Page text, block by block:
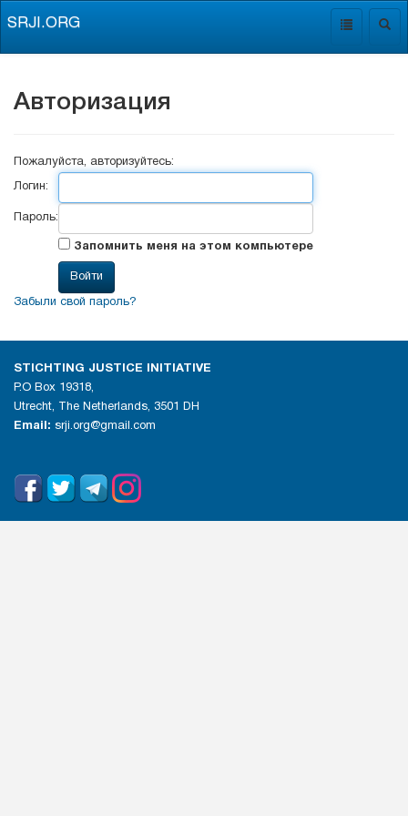
Toggle
SRJI.ORG
Авторизация
Пожалуйста, авторизуйтесь:
Логин:
Пароль:
Запомнить меня на этом компьютере
Забыли свой пароль?
STICHTING JUSTICE INITIATIVE
P.O Box 19318,
Utrecht, The Netherlands, 3501 DH
Email: srji.org@gmail.com